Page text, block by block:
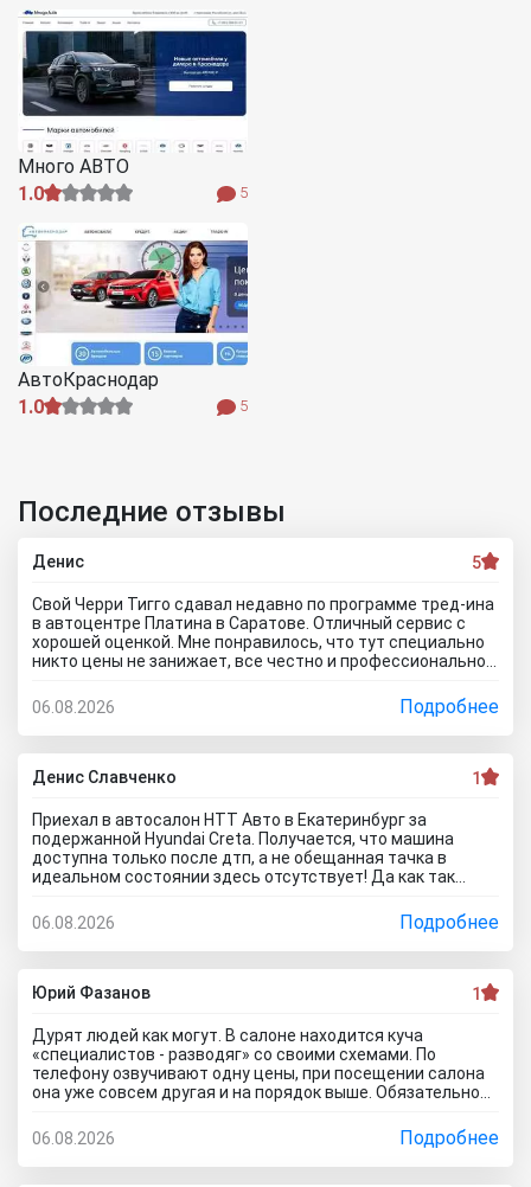
Много АВТО
1.0
5
АвтоКраснодар
1.0
5
Последние отзывы
Денис 5
Свой Черри Тигго сдавал недавно по программе тред-ина
в автоцентре Платина в Саратове. Отличный сервис с
хорошей оценкой. Мне понравилось, что тут специально
никто цены не занижает, все честно и профессионально.
предложили подготовку провести тут в салоне. Для
клиента это важно, самому возиться не надо. Сделали
все быстро и поставили нормальную цену. Теперь буду
ждать , пока тачку продадут, не сомневаюсь , что быстро
справятся так как тут работают профессионалы.
06.08.2026 Подробнее
Денис Славченко 1
Приехал в автосалон НТТ Авто в Екатеринбург за
подержанной Hyundai Creta. Получается, что машина
доступна только после дтп, а не обещанная тачка в
идеальном состоянии здесь отсутствует! Да как так
почти не ездила! Я ушел из салона, потому что мне такой
расклад не подходит. Битое авто я могу купить и с рук и
намного дешевле, чем тут... Сожаления только о
потерянном времени которого можно было избежать
если бы я почитал отзывы об автоцентре Нтт авто до
82В.
06.08.2026 Подробнее
Юрий Фазанов 1
Дурят людей как могут. В салоне находится куча
«специалистов - разводяг» со своими схемами. По
телефону озвучивают одну цены, при посещении салона
она уже совсем другая и на порядок выше. Обязательное
соответственно цена на авто вырастет на приличную
сумму. По телефону озвучивают каско якобы первый год в
подарок, а потом на ваше усмотрение и страхование
06.08.2026 Подробнее